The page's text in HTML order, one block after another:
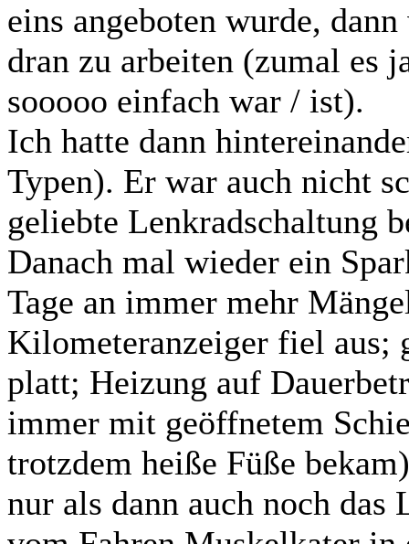
eins angeboten wurde,
dran zu arbeiten (zumal es
sooooo einfach war / ist).
Ich hatte dann
Typen). Er war auch nicht
geliebte Lenkradschaltung
Danach mal wieder ein
Tage an immer mehr
Kilometeranzeiger fiel aus;
platt; Heizung auf
immer mit geöffnetem
trotzdem heiße Füße
nur als dann auch noch